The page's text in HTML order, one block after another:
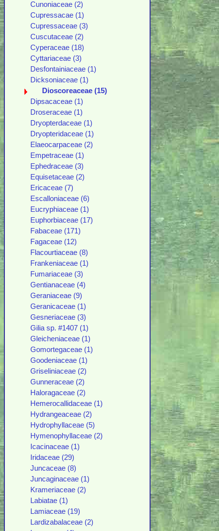
Cunoniaceae (2)
Cupressacae (1)
Cupressaceae (3)
Cuscutaceae (2)
Cyperaceae (18)
Cyttariaceae (3)
Desfontainiaceae (1)
Dicksoniaceae (1)
Dioscoreaceae (15)
Dipsacaceae (1)
Droseraceae (1)
Dryopterdaceae (1)
Dryopteridaceae (1)
Elaeocarpaceae (2)
Empetraceae (1)
Ephedraceae (3)
Equisetaceae (2)
Ericaceae (7)
Escalloniaceae (6)
Eucryphiaceae (1)
Euphorbiaceae (17)
Fabaceae (171)
Fagaceae (12)
Flacourtiaceae (8)
Frankeniaceae (1)
Fumariaceae (3)
Gentianaceae (4)
Geraniaceae (9)
Geranicaceae (1)
Gesneriaceae (3)
Gilia sp. #1407 (1)
Gleicheniaceae (1)
Gomortegaceae (1)
Goodeniaceae (1)
Griseliniaceae (2)
Gunneraceae (2)
Haloragaceae (2)
Hemerocallidaceae (1)
Hydrangeaceae (2)
Hydrophyllaceae (5)
Hymenophyllaceae (2)
Icacinaceae (1)
Iridaceae (29)
Juncaceae (8)
Juncaginaceae (1)
Krameriaceae (2)
Labiatae (1)
Lamiaceae (19)
Lardizabalaceae (2)